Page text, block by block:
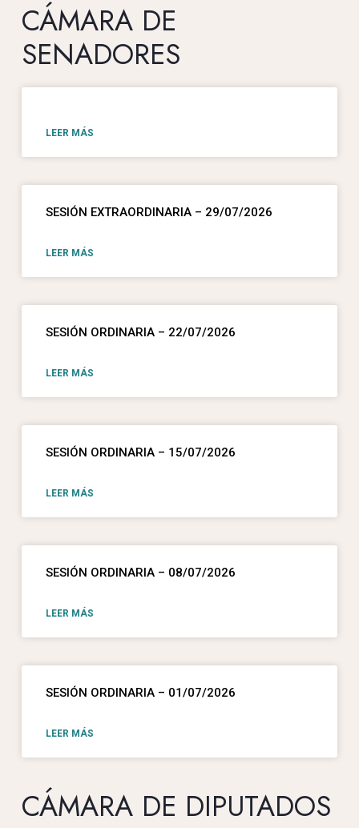
CÁMARA DE
SENADORES
LEER MÁS
SESIÓN EXTRAORDINARIA – 29/07/2026
LEER MÁS
SESIÓN ORDINARIA – 22/07/2026
LEER MÁS
SESIÓN ORDINARIA – 15/07/2026
LEER MÁS
SESIÓN ORDINARIA – 08/07/2026
LEER MÁS
SESIÓN ORDINARIA – 01/07/2026
LEER MÁS
CÁMARA DE DIPUTADOS